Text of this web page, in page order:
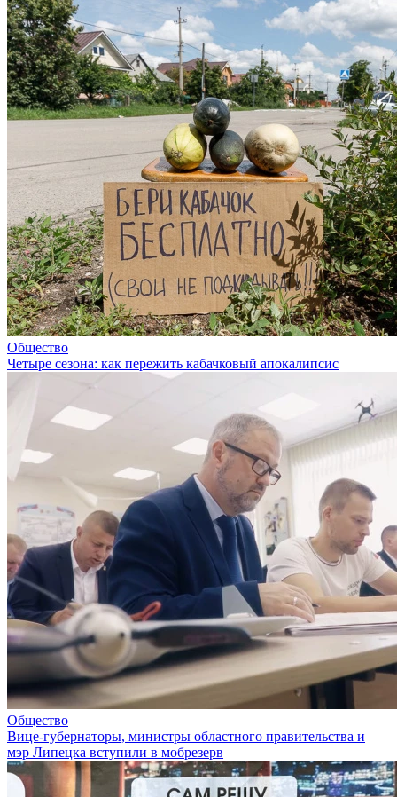
Общество
Четыре сезона: как пережить кабачковый апокалипсис
Общество
Вице-губернаторы, министры областного правительства и
мэр Липецка вступили в мобрезерв